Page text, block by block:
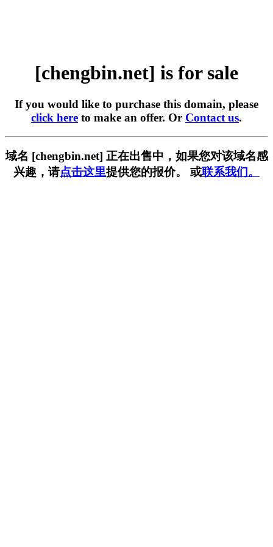
[chengbin.net] is for sale
If you would like to purchase this domain, please
click here to make an offer. Or Contact us.
域名 [chengbin.net] 正在出售中，如果您对该域名感
兴趣，请点击这里提供您的报价。 或联系我们。